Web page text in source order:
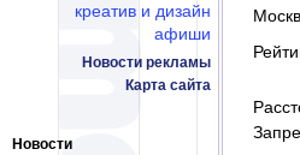
креатив и дизайн
афиши
Новости рекламы
Карта сайта
Новости